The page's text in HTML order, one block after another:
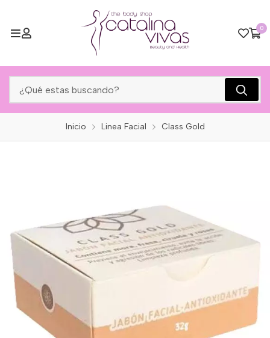
0
Inicio Linea Facial Class Gold